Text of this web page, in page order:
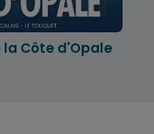
Côte d'Opale